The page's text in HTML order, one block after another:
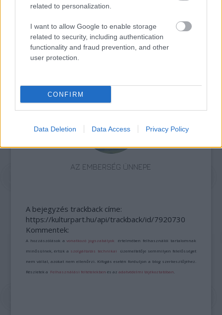
related to personalization.
I want to allow Google to enable storage
related to security, including authentication
functionality and fraud prevention, and other
user protection.
CONFIRM
Data Deletion Data Access Privacy Policy
AZ EMBERSÉG ÜNNEPE
A bejegyzés trackback címe:
https://kulturpart.hu/api/trackback/id/7920730
Kommentek:
A hozzászólások avonatkozó jogszabályok értelmében felhasználói tartalomnak
minősülnek, értük a szolgáltatás technikai üzemeltetője semmilyen felelősséget
nem vállal, azokat nem ellenőrzi. Kifogás esetén forduljon a blog szerkesztőjéhez.
Részletek a Felhasználási feltételekben és azadatvédelmi tájékoztatóban